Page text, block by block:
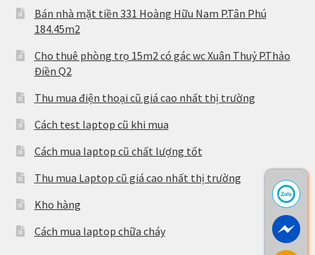
Bán nhà mặt tiền 331 Hoàng Hữu Nam P.Tân Phú
184.45m2
Cho thuê phòng trọ 15m2 có gác wc Xuân Thuỷ P.Thảo
Điền Q2
Thu mua điện thoại cũ giá cao nhất thị trường
Cách test laptop cũ khi mua
Cách mua laptop cũ chất lượng tốt
Thu mua Laptop cũ giá cao nhất thị trường
Kho hàng
Cách mua laptop chữa cháy